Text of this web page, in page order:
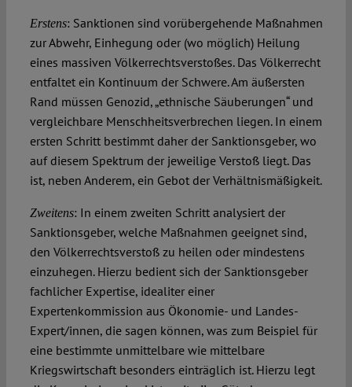
Erstens: Sanktionen sind vorübergehende Maßnahmen
zur Abwehr, Einhegung oder (wo möglich) Heilung
eines massiven Völkerrechtsverstoßes. Das Völkerrecht
entfaltet ein Kontinuum der Schwere. Am äußersten
Rand müssen Genozid, „ethnische Säuberungen“ und
vergleichbare Menschheitsverbrechen liegen. In einem
ersten Schritt bestimmt daher der Sanktionsgeber, wo
auf diesem Spektrum der jeweilige Verstoß liegt. Das
ist, neben Anderem, ein Gebot der Verhältnismäßigkeit.
Zweitens: In einem zweiten Schritt analysiert der
Sanktionsgeber, welche Maßnahmen geeignet sind,
den Völkerrechtsverstoß zu heilen oder mindestens
einzuhegen. Hierzu bedient sich der Sanktionsgeber
fachlicher Expertise, idealiter einer
Expertenkommission aus Ökonomie- und Landes-
Expert/innen, die sagen können, was zum Beispiel für
eine bestimmte unmittelbare wie mittelbare
Kriegswirtschaft besonders einträglich ist. Hierzu legt